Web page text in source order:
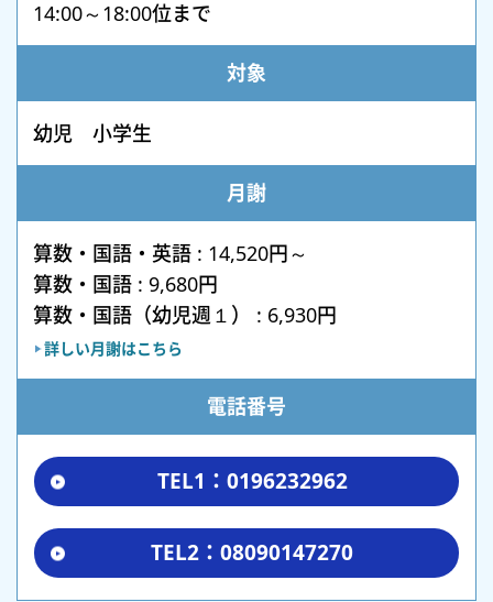
14:00～18:00位まで
対象
幼児 小学生
月謝
算数・国語・英語 : 14,520円～
算数・国語 : 9,680円
算数・国語（幼児週１） : 6,930円
詳しい月謝はこちら
電話番号
TEL1：0196232962
TEL2：08090147270